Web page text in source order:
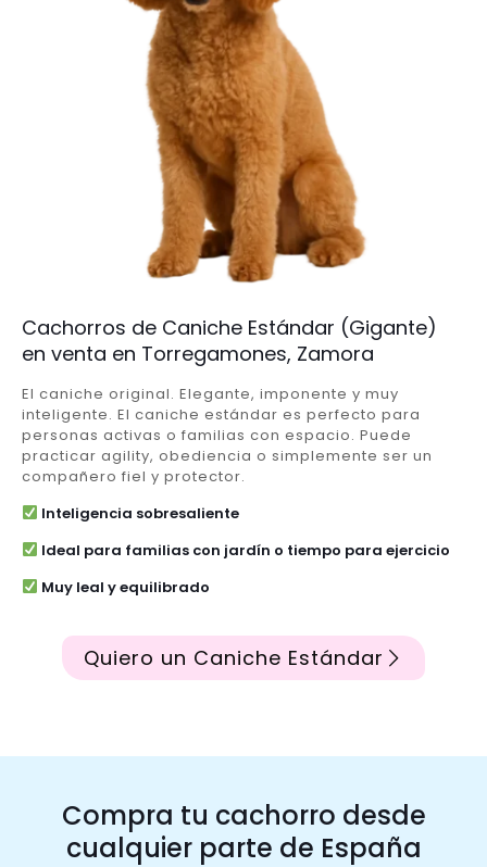
Cachorros de Caniche Estándar (Gigante)
en venta en Torregamones, Zamora
El caniche original. Elegante, imponente y muy
inteligente. El caniche estándar es perfecto para
personas activas o familias con espacio. Puede
practicar agility, obediencia o simplemente ser un
compañero fiel y protector.
Inteligencia sobresaliente
Ideal para familias con jardín o tiempo para ejercicio
Muy leal y equilibrado
Quiero un Caniche Estándar
Compra tu cachorro desde
cualquier parte de España